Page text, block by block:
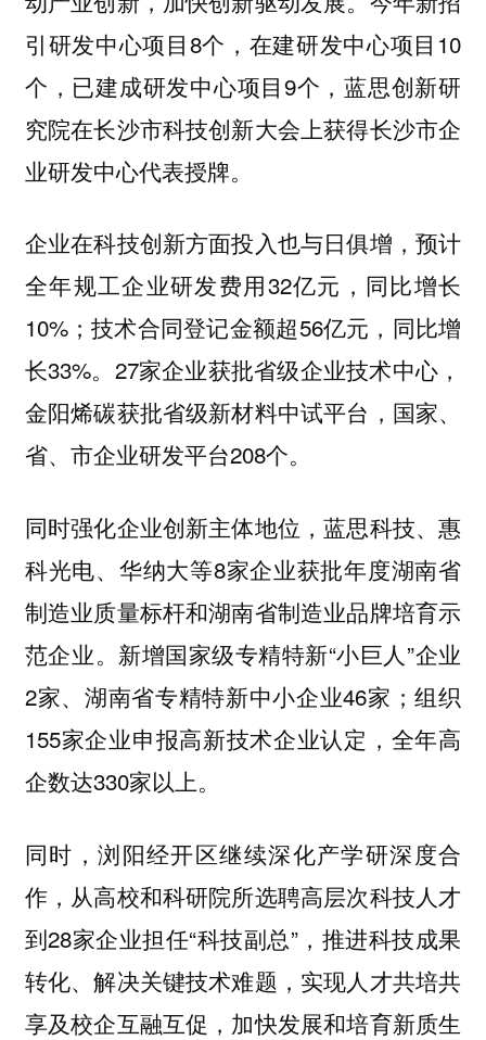
引研发中心项目8个，在建研发中心项目10
个，已建成研发中心项目9个，蓝思创新研
究院在长沙市科技创新大会上获得长沙市企
业研发中心代表授牌。
企业在科技创新方面投入也与日俱增，预计
全年规工企业研发费用32亿元，同比增长
10%；技术合同登记金额超56亿元，同比增
长33%。27家企业获批省级企业技术中心，
金阳烯碳获批省级新材料中试平台，国家、
省、市企业研发平台208个。
同时强化企业创新主体地位，蓝思科技、惠
科光电、华纳大等8家企业获批年度湖南省
制造业质量标杆和湖南省制造业品牌培育示
范企业。新增国家级专精特新“小巨人”企业
2家、湖南省专精特新中小企业46家；组织
155家企业申报高新技术企业认定，全年高
企数达330家以上。
同时，浏阳经开区继续深化产学研深度合
作，从高校和科研院所选聘高层次科技人才
到28家企业担任“科技副总”，推进科技成果
转化、解决关键技术难题，实现人才共培共
享及校企互融互促，加快发展和培育新质生